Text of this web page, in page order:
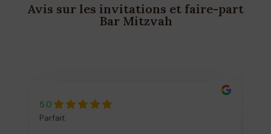
Avis sur les invitations et faire-part
Bar Mitzvah
5.0
Parfait